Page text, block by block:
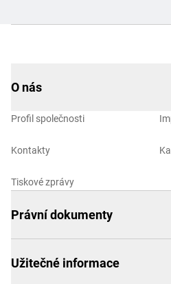
O nás
Profil společnosti
Kontakty
Tiskové zprávy
Právní dokumenty
Užitečné informace